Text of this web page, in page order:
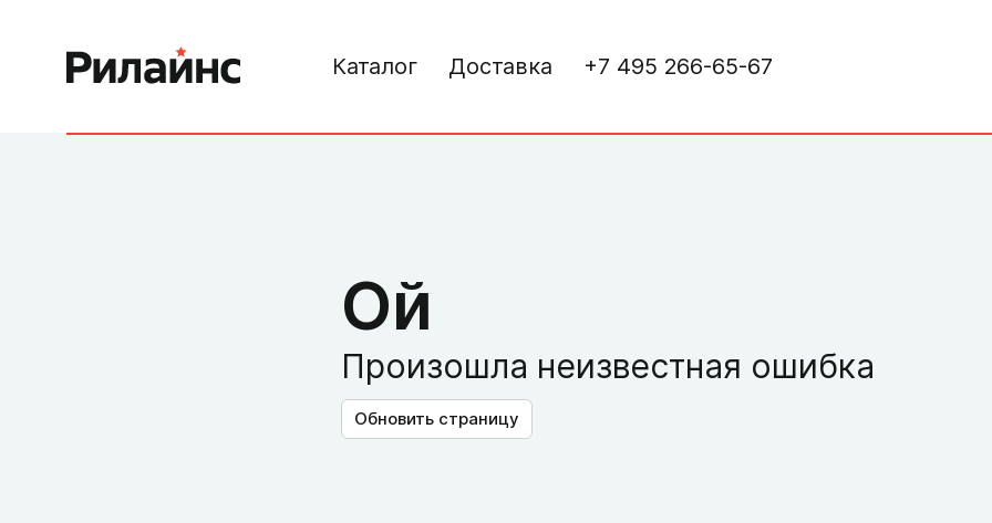
Каталог Доставка +7 495 266-65-67
Ой
Произошла неизвестная ошибка
Обновить страницу